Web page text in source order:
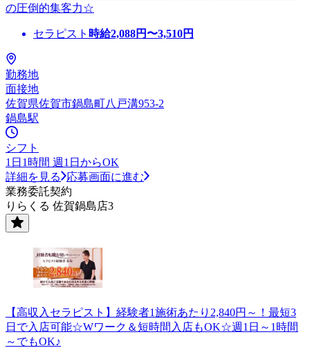
の圧倒的集客力☆
セラピスト 時給2,088円〜3,510円
勤務地
面接地
佐賀県佐賀市鍋島町八戸溝953-2
鍋島駅
シフト
1日1時間 週1日からOK
詳細を見る
応募画面に進む
業務委託契約
りらくる 佐賀鍋島店3
【高収入セラピスト】経験者1施術あたり2,840円～！最短3
日で入店可能☆Wワーク＆短時間入店もOK☆週1日～1時間
～でもOK♪